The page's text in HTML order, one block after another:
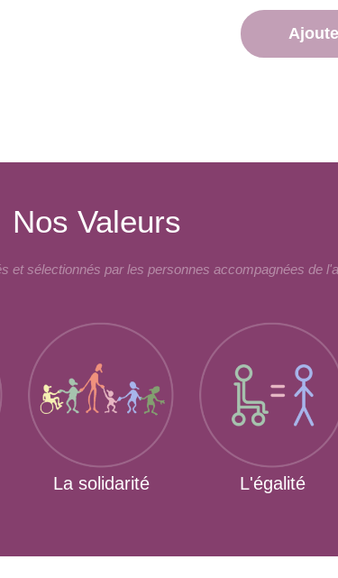
Nos Valeurs
et sélectionnés par les personnes accompagnées de
La solidarité L'égalité